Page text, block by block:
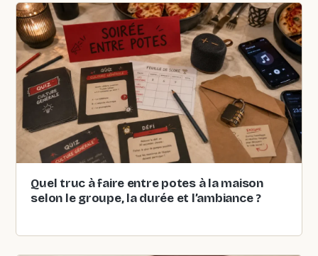
Quel truc à faire entre potes à la maison
selon le groupe, la durée et l’ambiance ?